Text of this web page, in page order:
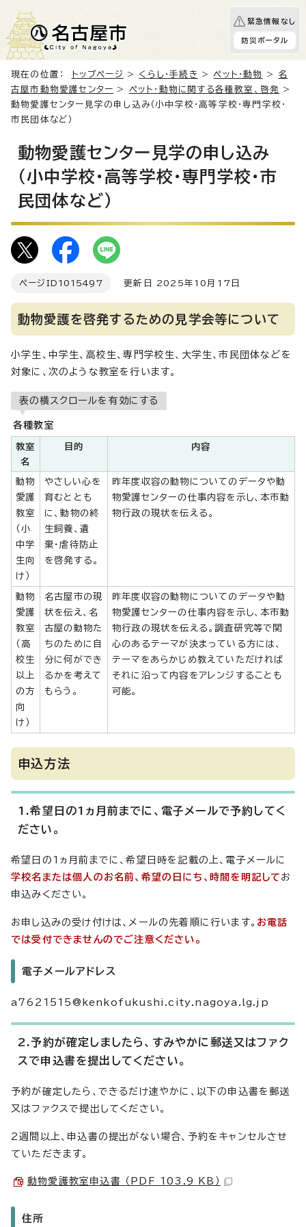
緊急情報なし
防災ポータル
現在の位置： トップページ > くらし・手続き >ペット・動物 > 名
古屋市動物愛護センター > ペット・動物に関する各種教室、啓発
>
動物愛護センター見学の申し込み（小中学校・高等学校・専門学校・
市民団体など）
動物愛護センター見学の申し込み
（小中学校・高等学校・専門学校・市
民団体など）
ページID 1015497 更新日 2025年10月17日
動物愛護を啓発するための見学会等について
小学生、中学生、高校生、専門学校生、大学生、市民団体などを
対象に、次のような教室を行います。
表の横スクロールを有効にする
各種教室
教室
名
目的 内容
動物
愛護
教室
（小
中学
生向
け）
やさしい心を
育むととも
に、動物の終
生飼養、遺
棄・虐待防止
を啓発する。
昨年度収容の動物についてのデータや動
物愛護センターの仕事内容を示し、本市動
物行政の現状を伝える。
動物
愛護
教室
（高
校生
以上
の方
向
け）
名古屋市の現
状を伝え、名
古屋の動物た
ちのために自
分に何ができ
るかを考えて
もらう。
昨年度収容の動物についてのデータや動
物愛護センターの仕事内容を示し、本市動
物行政の現状を伝える。調査研究等で関
心のあるテーマが決まっている方には、
テーマをあらかじめ教えていただければ
それに沿って内容をアレンジすることも
可能。
申込方法
1.希望日の1ヵ月前までに、電子メールで予約してく
ださい。
希望日の1ヵ月前までに、希望日時を記載の上、電子メールに
学校名または個人のお名前、希望の日にち、時間を明記して お
申込みください。
お申し込みの受け付けは、メールの先着順に行います。 お電話
では受付できませんのでご注意ください。
電子メールアドレス
a7621515@kenkofukushi.city.nagoya.lg.jp
2.予約が確定しましたら、すみやかに郵送又はファク
スで申込書を提出してください。
予約が確定したら、できるだけ速やかに、以下の申込書を郵送
又はファクスで提出してください。
2週間以上、申込書の提出がない場合、予約をキャンセルさせ
ていただきます。
動物愛護教室申込書 （PDF 103.9 KB）
住所